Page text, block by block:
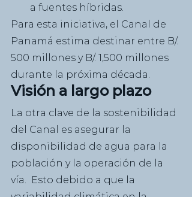
a fuentes híbridas.
Para esta iniciativa, el Canal de
Panamá estima destinar entre B/.
500 millones y B/. 1,500 millones
durante la próxima década.
Visión a largo plazo
La otra clave de la sostenibilidad
del Canal es asegurar la
disponibilidad de agua para la
población y la operación de la
vía.  Esto debido a que la